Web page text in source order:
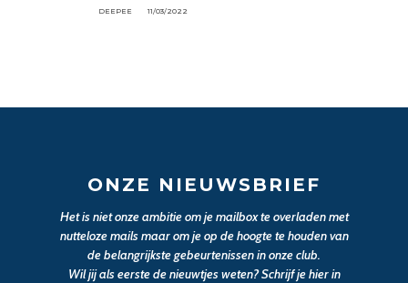
DEEPEE 11/03/2022
ONZE NIEUWSBRIEF
Het is niet onze ambitie om je mailbox te overladen met
nutteloze mails maar om je op de hoogte te houden van
de belangrijkste gebeurtenissen in onze club.
Wil jij als eerste de nieuwtjes weten? Schrijf je hier in